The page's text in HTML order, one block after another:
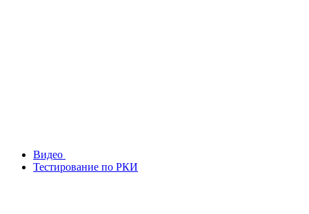
Видео
Тестирование по РКИ